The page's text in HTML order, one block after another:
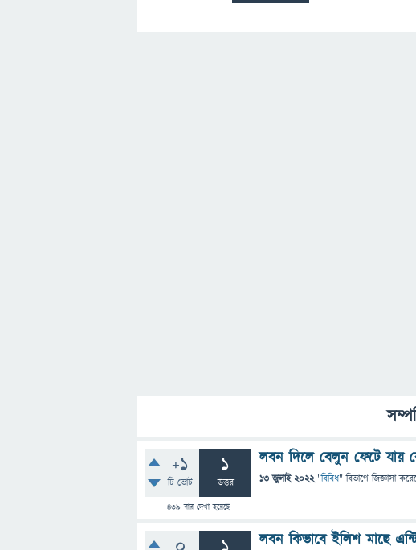
+1
টি ভোট
1
উত্তর
439 বার দেখা হয়েছে
লবন দিলে বেলুন ফেটে যায়
13 জুলাই 2022 "বিবিধ" বিভাগে জিজ্ঞাসা
লবন কিভাবে ইলিশ মাছে